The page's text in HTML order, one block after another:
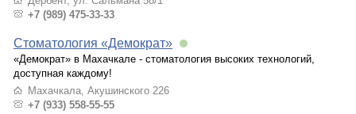
+7 (989) 475-33-33
Стоматология «Демократ»
«Демократ» в Махачкале - стоматология высоких технологий,
доступная каждому!
Махачкала, Акушинского 226
+7 (933) 558-55-55